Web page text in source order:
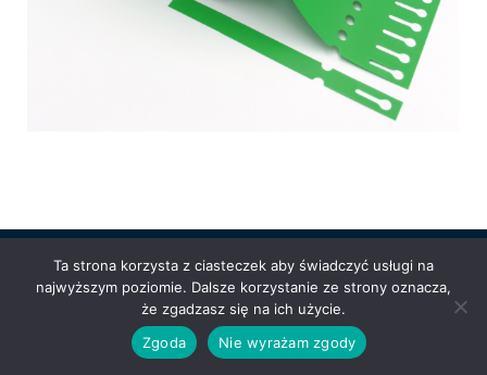
Powered byAnetpol.pl| © MS-Solutions 2025
Logowanie / rejestracja
Polityka prywatności
sklepu
Cennik wysyłek
Ta strona korzysta z ciasteczek aby świadczyć usługi na
najwyższym poziomie. Dalsze korzystanie ze strony oznacza,
że zgadzasz się na ich użycie.
Zgoda
Nie wyrażam zgody